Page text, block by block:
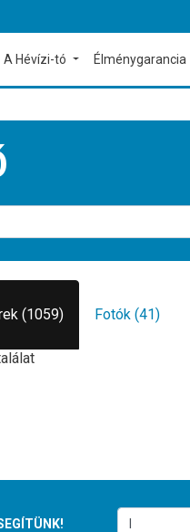
A Hévízi-tó Élménygarancia
(1059) Fotók (41)